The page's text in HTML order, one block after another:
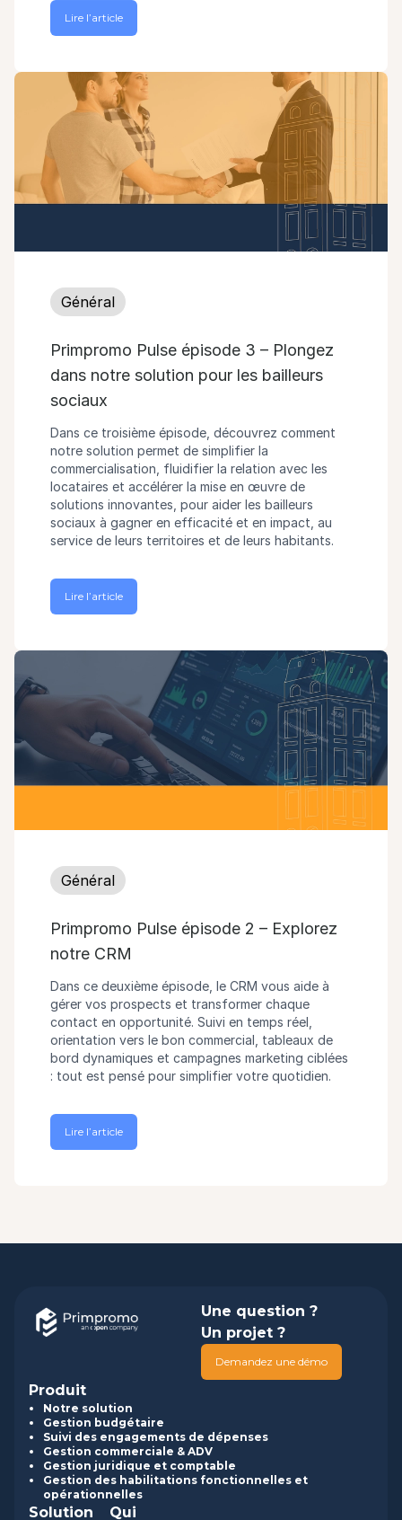
Lire l’article
Général
Primpromo Pulse épisode 3 – Plongez
dans notre solution pour les bailleurs
sociaux
Dans ce troisième épisode, découvrez comment
notre solution permet de simplifier la
commercialisation, fluidifier la relation avec les
locataires et accélérer la mise en œuvre de
solutions innovantes, pour aider les bailleurs
sociaux à gagner en efficacité et en impact, au
service de leurs territoires et de leurs habitants.
Lire l’article
Général
Primpromo Pulse épisode 2 – Explorez
notre CRM
Dans ce deuxième épisode, le CRM vous aide à
gérer vos prospects et transformer chaque
contact en opportunité. Suivi en temps réel,
orientation vers le bon commercial, tableaux de
bord dynamiques et campagnes marketing ciblées
: tout est pensé pour simplifier votre quotidien.
Lire l’article
Une question ?
Un projet ?
Demandez une démo
Produit
Notre solution
Gestion budgétaire
Suivi des engagements de dépenses
Gestion commerciale & ADV
Gestion juridique et comptable
Gestion des habilitations fonctionnelles et
opérationnelles
Solution Qui